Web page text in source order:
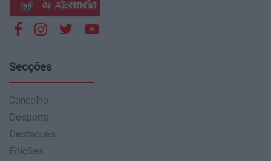
Secções
Concelho
Desporto
Destaques
Edições